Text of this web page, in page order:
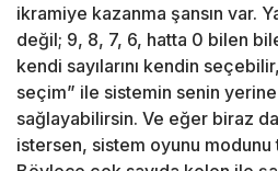
ikramiye kazanma şansın var.
değil; 9, 8, 7, 6, hatta 0 bilen
kendi sayılarını kendin
seçim” ile sistemin senin
sağlayabilirsin. Ve eğer biraz
istersen, sistem oyunu